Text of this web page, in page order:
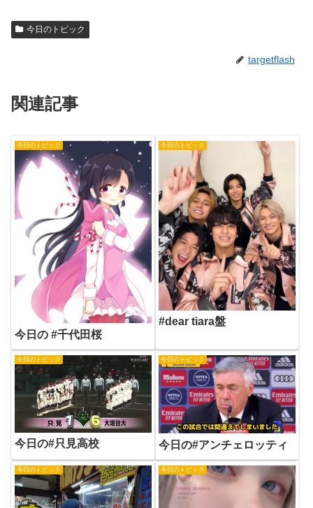
今日のトピック
targetflash
関連記事
今日のトピック
今日の #千代田桜
今日のトピック
#dear tiara盤
今日のトピック
今日の#只見高校
今日のトピック
今日の#アンチェロッティ
今日のトピック 今日のトピック